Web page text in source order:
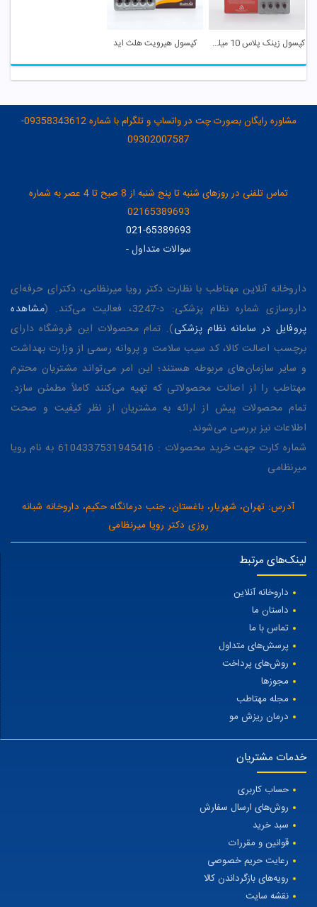
کپسول زینک پلاس 10 میلی گرم دانا کپسول هیرویت هلث اید
مشاوره رایگان بصورت چت در واتساپ و تلگرام با شماره 09358343612-
09302007587
تماس تلفنی در روزهای شنبه تا پنج شنبه از 8 صبح تا 4 عصر به شماره
02165389693
021-65389693
سوالات متداول-
داروخانه آنلاین مهتاطب با نظارت دکتر رویا میرنظامی، دکترای حرفه‌ای
داروسازی شماره نظام پزشکی: د-3247، فعالیت می‌کند. (
مشاهده
پروفایل در سامانه نظام پزشکی). تمام محصولات این فروشگاه دارای
برچسب اصالت کالا، کد سیب سلامت و پروانه رسمی از وزارت بهداشت
و سایر سازمان‌های مربوطه هستند؛ این امر می‌تواند مشتریان محترم
مهتاطب را از اصالت محصولاتی که تهیه می‌کنند کاملاً مطمئن سازد.
تمام محصولات پیش از ارائه به مشتریان از نظر کیفیت و صحت
اطلاعات نیز بررسی می‌شوند.
شماره کارت جهت خرید محصولات : 6104337531945416 به نام رویا
میرنظامی
آدرس: تهران، شهریار، باغستان، جنب درمانگاه حکیم، داروخانه شبانه
روزی دکتر رویا میرنظامی
لینک‌های مرتبط
داروخانه آنلاین
داستان ما
تماس با ما
پرسش‌های متداول
روش‌های پرداخت
مجوزها
مجله مهتاطب
درمان ریزش مو
خدمات مشتریان
حساب کاربری
روش‌های ارسال سفارش
سبد خرید
قوانین و مقررات
رعایت حریم خصوصی
رویه‌های بازگرداندن کالا
نقشه سایت